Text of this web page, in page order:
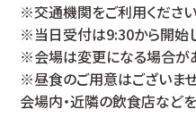
※交通機関をご利用ください
※当日受付は9:30から開始し
※会場は変更になる場合が
※昼食のご用意はございませ
会場内・近隣の飲食店などを